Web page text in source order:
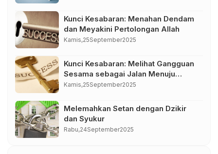
Kunci Kesabaran: Menahan Dendam
dan Meyakini Pertolongan Allah
Kamis,25September2025
Kunci Kesabaran: Melihat Gangguan
Sesama sebagai Jalan Menuju
Kemuliaan
Kamis,25September2025
Melemahkan Setan dengan Dzikir
dan Syukur
Rabu,24September2025